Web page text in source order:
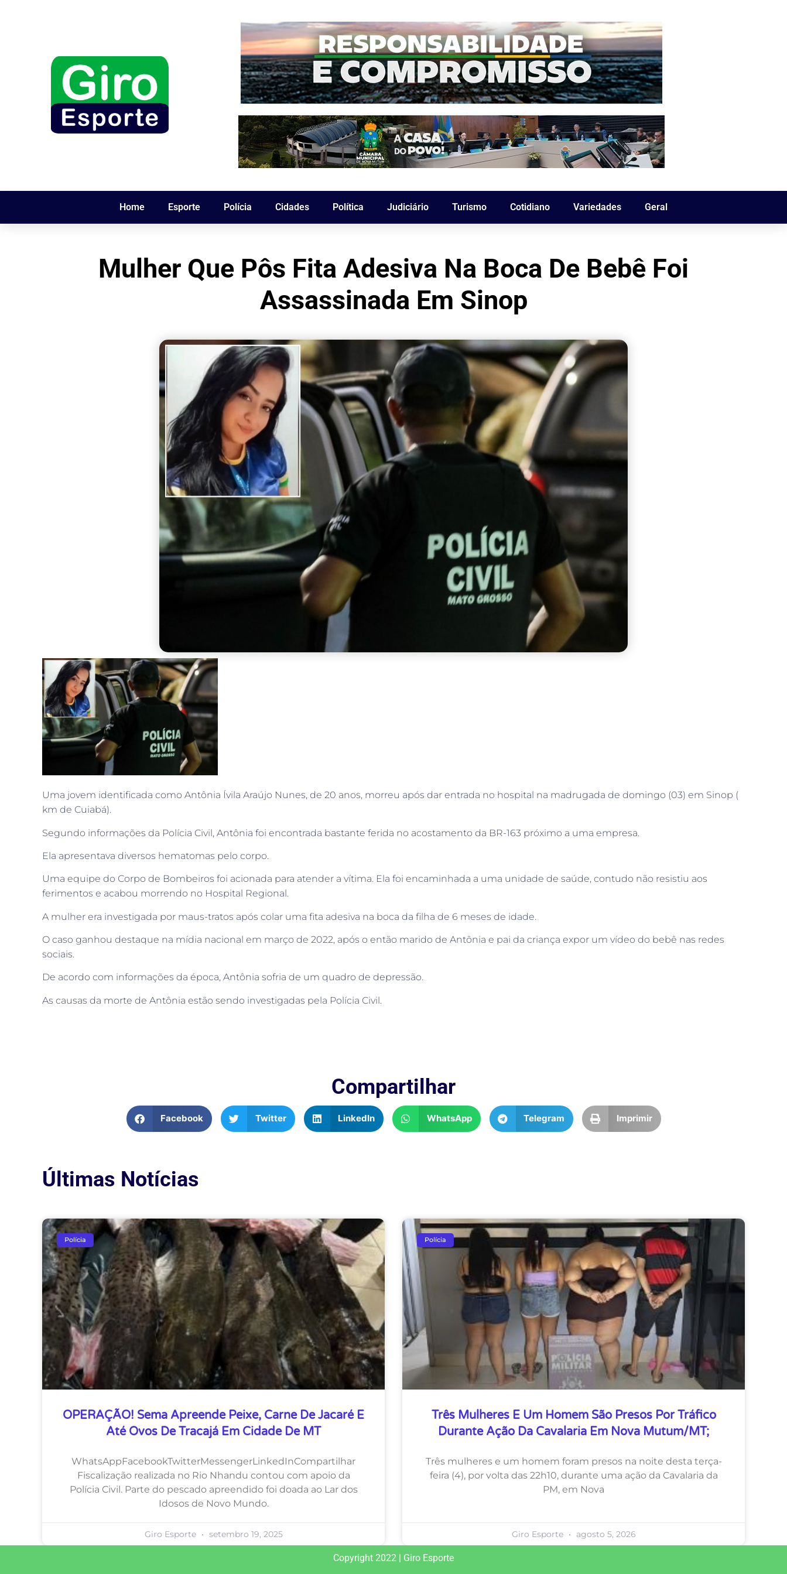
Home Esporte Polícia Cidades Política Judiciário Turismo Cotidiano Variedades Geral
Mulher Que Pôs Fita Adesiva Na Boca De Bebê Foi
Assassinada Em Sinop
Uma jovem identificada como Antônia Ívila Araújo Nunes, de 20 anos, morreu após dar entrada no hospital na madrugada de domingo (03) em Sinop (
km de Cuiabá).
Segundo informações da Polícia Civil, Antônia foi encontrada bastante ferida no acostamento da BR-163 próximo a uma empresa.
Ela apresentava diversos hematomas pelo corpo.
Uma equipe do Corpo de Bombeiros foi acionada para atender a vítima. Ela foi encaminhada a uma unidade de saúde, contudo não resistiu aos
ferimentos e acabou morrendo no Hospital Regional.
A mulher era investigada por maus-tratos após colar uma fita adesiva na boca da filha de 6 meses de idade.
O caso ganhou destaque na mídia nacional em março de 2022, após o então marido de Antônia e pai da criança expor um vídeo do bebê nas redes
sociais.
De acordo com informações da época, Antônia sofria de um quadro de depressão.
As causas da morte de Antônia estão sendo investigadas pela Polícia Civil.
Compartilhar
Facebook Twitter LinkedIn WhatsApp Telegram Imprimir
Últimas Notícias
Polícia
OPERAÇÃO! Sema Apreende Peixe, Carne De Jacaré E
Até Ovos De Tracajá Em Cidade De MT
WhatsAppFacebookTwitterMessengerLinkedInCompartilhar
Fiscalização realizada no Rio Nhandu contou com apoio da
Polícia Civil. Parte do pescado apreendido foi doada ao Lar dos
Idosos de Novo Mundo.
Giro Esporte setembro 19, 2025
Polícia
Três Mulheres E Um Homem São Presos Por Tráfico
Durante Ação Da Cavalaria Em Nova Mutum/MT;
Três mulheres e um homem foram presos na noite desta terça-
feira (4), por volta das 22h10, durante uma ação da Cavalaria da
PM, em Nova
Giro Esporte agosto 5, 2026
Copyright 2022 | Giro Esporte